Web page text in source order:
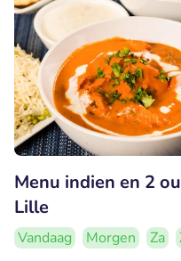
Menu indien en 2
Lille
Vandaag Morgen Za